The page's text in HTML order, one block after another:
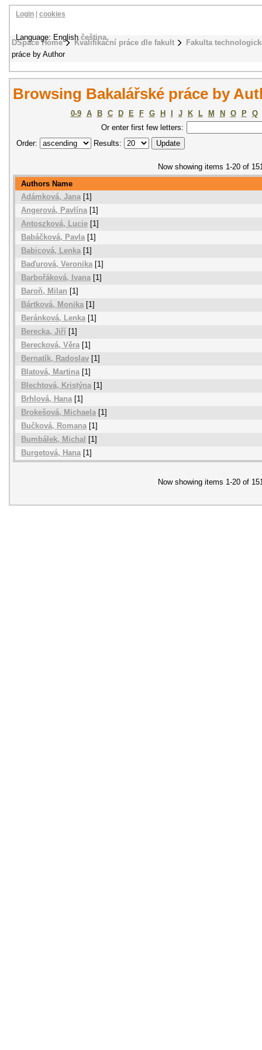
DSpace Home Kvalifikační práce dle fakult
Fakulta
práce by Author
Login cookies
Language: Englishčeština
Browsing Bakalářské práce by
0-9 A B C D E F G H J K L M N O P
Q
Or enter first few letters:
Order:
Results:
Now showing items 1-20 of
Authors Name
Adámková, Jana [1]
Angerová, Pavlína[1]
Antoszková, Lucie [1]
Babáčková, Pavla[1]
Babicová, Lenka [1]
Baďurová, Veronika[1]
Barbořáková, Ivana [1]
Baroň, Milan [1]
Bártková, Monika [1]
Beránková, Lenka[1]
Berecka, Jiří [1]
Berecková, Věra[1]
Bernatík, Radoslav [1]
Blatová, Martina[1]
Blechtová, Kristýna [1]
Brhlová, Hana[1]
Brokešová, Michaela [1]
Bučková, Romana[1]
Bumbálek, Michal
[1]
Burgetová, Hana[1]
Now showing items 1-20 of